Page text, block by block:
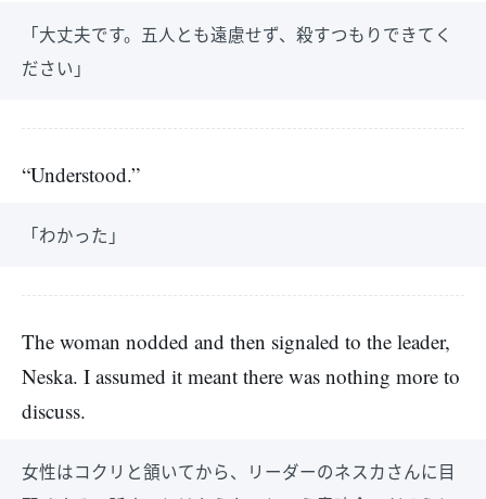
「大丈夫です。五人とも遠慮せず、殺すつもりできてく
ださい」
“Understood.”
「わかった」
The woman nodded and then signaled to the leader,
Neska. I assumed it meant there was nothing more to
discuss.
女性はコクリと頷いてから、リーダーのネスカさんに目